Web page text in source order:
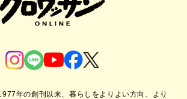
年の創刊以来、暮らしをよりよい方向、より